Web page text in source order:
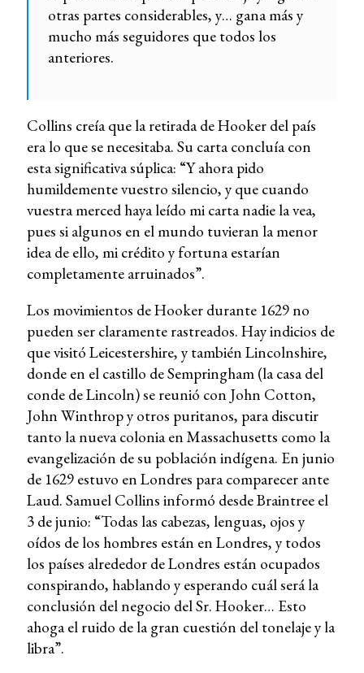
otras partes considerables, y… gana más y
mucho más seguidores que todos los
anteriores.
Collins creía que la retirada de Hooker del país
era lo que se necesitaba. Su carta concluía con
esta significativa súplica: “Y ahora pido
humildemente vuestro silencio, y que cuando
vuestra merced haya leído mi carta nadie la vea,
pues si algunos en el mundo tuvieran la menor
idea de ello, mi crédito y fortuna estarían
completamente arruinados”.
Los movimientos de Hooker durante 1629 no
pueden ser claramente rastreados. Hay indicios de
que visitó Leicestershire, y también Lincolnshire,
donde en el castillo de Sempringham (la casa del
conde de Lincoln) se reunió con John Cotton,
John Winthrop y otros puritanos, para discutir
tanto la nueva colonia en Massachusetts como la
evangelización de su población indígena. En junio
de 1629 estuvo en Londres para comparecer ante
Laud. Samuel Collins informó desde Braintree el
3 de junio: “Todas las cabezas, lenguas, ojos y
oídos de los hombres están en Londres, y todos
los países alrededor de Londres están ocupados
conspirando, hablando y esperando cuál será la
conclusión del negocio del Sr. Hooker… Esto
ahoga el ruido de la gran cuestión del tonelaje y la
libra”.